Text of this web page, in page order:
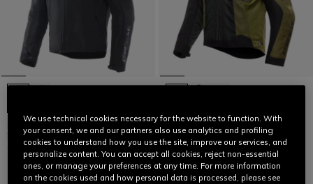
SUPER SPRINT AIR TEX - MEN'S
SUMMER MESH MOTORCYCLE
JACKET
€ 269
SUPER SPRINT D-DRY - MEN'S
WATERPROOF MOTORCYCLE
JACKET
€ 299
We use technical cookies necessary for the website to function. With
your consent, we and our partners also use analytics and profiling
cookies to understand how you use the site, improve our services, and
personalize content. You can accept all cookies, reject non-essential
ones, or manage your preferences at any time. For more information
on the cookies used and how personal data is processed, please see